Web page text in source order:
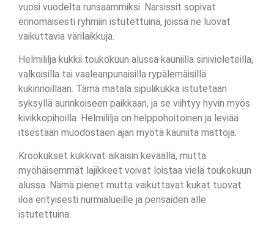
vuosi vuodelta runsaammiksi. Narsissit sopivat
erinomaisesti ryhmiin istutettuina, joissa ne luovat
vaikuttavia värilaikkuja.
Helmililja kukkii toukokuun alussa kauniilla sinivioleteilla,
valkoisilla tai vaaleanpunaisilla rypälemäisillä
kukinnoillaan. Tämä matala sipulikukka istutetaan
syksyllä aurinkoiseen paikkaan, ja se viihtyy hyvin myös
kivikkopihoilla. Helmililja on helppohoitoinen ja leviää
itsestään muodostaen ajan myötä kauniita mattoja.
Krookukset kukkivat aikaisin keväällä, mutta
myöhäisemmät lajikkeet voivat loistaa vielä toukokuun
alussa. Nämä pienet mutta vaikuttavat kukat tuovat
iloa erityisesti nurmialueille ja pensaiden alle
istutettuina.